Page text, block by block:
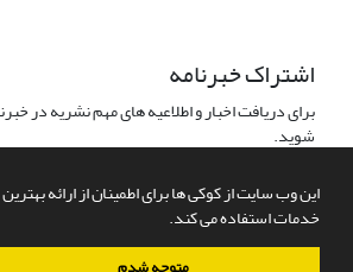
این وب سایت از کوکی ها برای اطمینان از ارائه بهترین
خدمات استفاده می کند.
اشتراک خبرنامه
برای دریافت اخبار و اطلاعیه های مهم نشریه در
شوید.